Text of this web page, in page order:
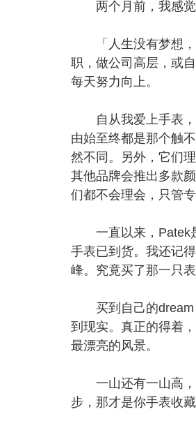
两个月前，我感觉
「人生没有梦想，
职，做公司高层，或
每天努力向上。
自从我爱上手表，
由始至终都是那个触
然不同。另外，它们
其他品牌会推出多款
们都不会理会，只管
一直以来，Patek是
手表已到货。我还记
峰。究竟买了那一只
买到自己的dream
到现实。真正的得着
最漂亮的风景。
一山还有一山高，
步，那才是你手表收藏